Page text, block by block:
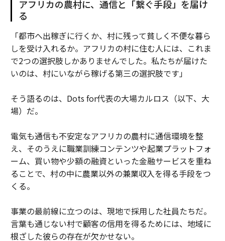
アフリカの農村に、通信と「繋ぐ手段」を届け
る
「都市へ出稼ぎに行くか、村に残って貧しく不便な暮ら
しを受け入れるか。アフリカの村に住む人には、これま
で2つの選択肢しかありませんでした。私たちが届けた
いのは、村にいながら稼げる第三の選択肢です」
そう語るのは、Dots for代表の大場カルロス（以下、大
場）だ。
電気も通信も不安定なアフリカの農村に通信環境を整
え、そのうえに職業訓練コンテンツや起業プラットフォ
ーム、買い物や少額の融資といった金融サービスを重ね
ることで、村の中に農業以外の兼業収入を得る手段をつ
くる。
事業の最前線に立つのは、現地で採用した社員たちだ。
言葉も通じない村で顧客の信用を得るためには、地域に
根ざした彼らの存在が欠かせない。